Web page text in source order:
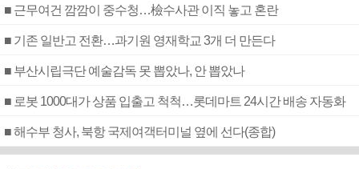
■ 근무여건 깜깜이 중수청…檢수사관 이직 놓고 혼란
■ 기존 일반고 전환…과기원 영재학교 3개 더 만든다
■ 부산시립극단 예술감독 못 뽑았나, 안 뽑았나
■ 로봇 1000대가 상품 입출고 척척…롯데마트 24시간 배송 자동화
■ 해수부 청사, 북항 국제여객터미널 옆에 선다(종합)